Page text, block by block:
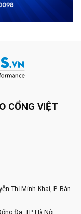
CỔNG VIỆT
Thị Minh Khai, P. Bàn
Đa, TP. Hà Nội